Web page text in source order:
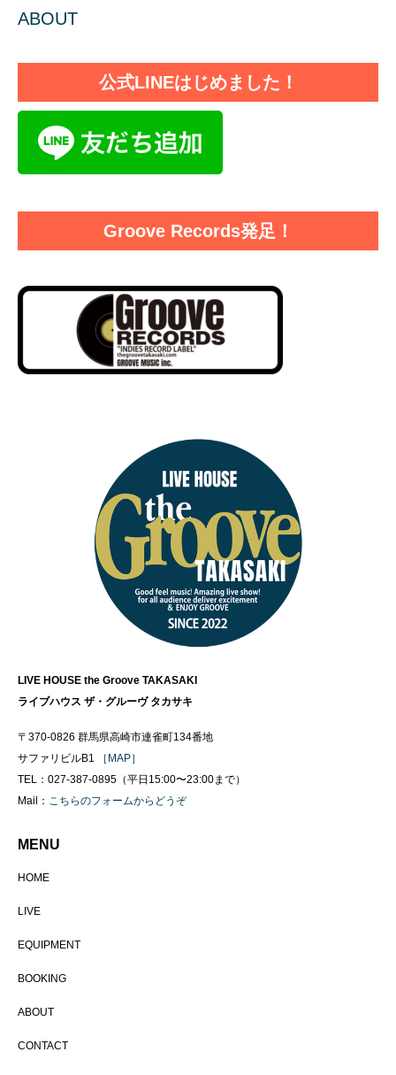
ABOUT
公式LINEはじめました！
Groove Records発足！
LIVE HOUSE the Groove TAKASAKI
ライブハウス ザ・グルーヴ タカサキ
〒370-0826 群馬県高崎市連雀町134番地
サファリビルB1
［MAP］
TEL：027-387-0895（平日15:00〜23:00まで）
Mail： こちらのフォームからどうぞ
MENU
HOME
LIVE
EQUIPMENT
BOOKING
ABOUT
CONTACT